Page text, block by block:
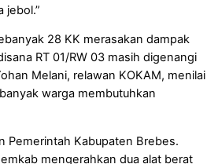
jebol.”
28 KK merasakan dampak
RT 01/RW 03 masih digenangi
Melani, relawan KOKAM, menilai
warga membutuhkan
Pemerintah Kabupaten Brebes.
mengerahkan dua alat berat